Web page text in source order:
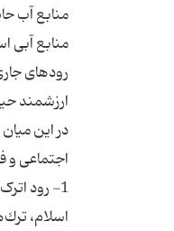
در این
1- رود
اسلام،